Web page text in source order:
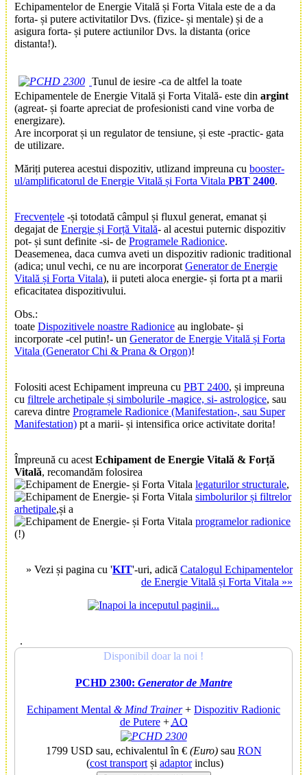
Echipamentelor de Energie Vitală și Forta Vitala este de a da
forta- și putere activitatilor Dvs. (fizice- și mentale) și de a
asigura forta- și putere actiunilor Dvs. la distanta (orice
distanta!).
Tunul de iesire -ca de altfel la toate
Echipamentele de Energie Vitală și Forta Vitală- este din argint
(agreat- și foarte apreciat de profesionisti cand vine vorba de
energizare).
Are incorporat și un regulator de tensiune, și este -practic- gata
de utilizare.
Măriți puterea acestui dispozitiv, utlizand impreuna cu booster-
ul/amplificatorul de Energie Vitală și Forta Vitala PBT 2400.
Frecvențele -și totodată câmpul și fluxul generat, emanat și
degajat de Energie și Forță Vitală- al acestui puternic dispozitiv
pot- și sunt definite -si- de Programele Radionice.
Deasemenea, daca cumva aveti un dispozitiv radionic traditional
(adica; unul vechi, ce nu are incorporat Generator de Energie
Vitală și Forta Vitala), ii puteti aloca energie- și forta pt a marii
eficacitatea dispozitivului.
Obs.:
toate Dispozitivele noastre Radionice au inglobate- și
incorporate -cel putin!- un Generator de Energie Vitală și Forta
Vitala (Generator Chi & Prana & Orgon)!
Folositi acest Echipament impreuna cu PBT 2400, și impreuna
cu filtrele archetipale și simbolurile -magice, si- astrologice, sau
careva dintre Programele Radionice (Manifestation-, sau Super
Manifestation) pt a marii- și intensifica orice activitate dorita!
Împreună cu acest Echipament de Energie Vitală & Forță
Vitală, recomandăm folosirea
legaturilor structurale,
simbolurilor și filtrelor
arhetipale,și a
programelor radionice
(!)
» Vezi și pagina cu 'KIT'-uri, adică Catalogul Echipamentelor
de Energie Vitală și Forta Vitala »»
.
Disponibil doar la noi !
PCHD 2300: Generator de Mantre
Echipament Mental & Mind Trainer+ Dispozitiv Radionic
de Putere+ AO
1799 USD sau, echivalentul în € (Euro)sau RON
(cost transport și adaptorinclus)